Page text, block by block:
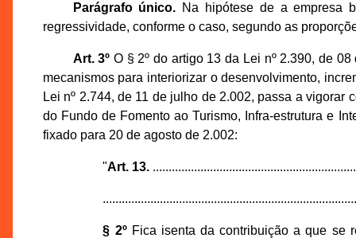
Parágrafo único. Na hipótese de a empresa
regressividade, conforme o caso, segundo as
Art. 3º O § 2º do artigo 13 da Lei nº 2.390, de
mecanismos para interiorizar o desenvolvimento,
Lei nº 2.744, de 11 de julho de 2.002, passa a
do Fundo de Fomento ao Turismo, Infra-estrutura e
fixado para 20 de agosto de 2.002:
"Art. 13.
§ 2ºFica isenta da contribuição a que se